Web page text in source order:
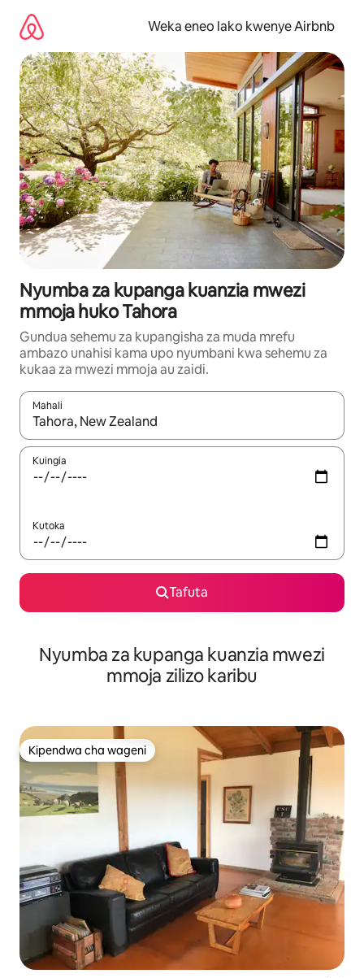
kwenda
kwenye
maudhui
Weka eneo lako kwenye Airbnb
Nyumba za kupanga kuanzia mwezi
mmoja huko Tahora
Gundua sehemu za kupangisha za muda mrefu
ambazo unahisi kama upo nyumbani kwa sehemu za
kukaa za mwezi mmoja au zaidi.
Mahali
Wakati matokeo yanapatikana, vinjari kwa kutumia vitufe vya
Kuingia
Kutoka
Tafuta
Nyumba za kupanga kuanzia mwezi
mmoja zilizo karibu
Kipendwa cha wageni
Kipendwa cha wageni